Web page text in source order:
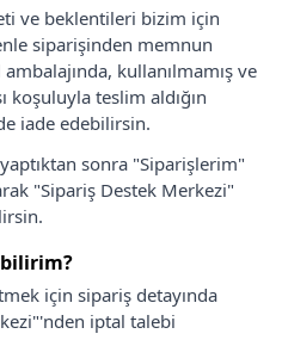
ve beklentileri bizim için
siparişinden memnun
kullanılmamış ve
koşuluyla teslim aldığın
iade edebilirsin.
sonra "Siparişlerim"
"Sipariş Destek Merkezi"
için sipariş detayında
iptal talebi